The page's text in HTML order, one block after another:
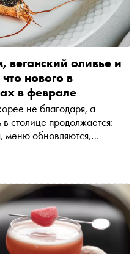
веганский оливье и
нового в
в феврале
не благодаря, а
столице продолжается:
меню обновляются,